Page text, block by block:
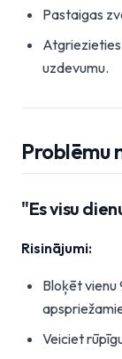
Pastaigas
uzdevumu.
Problēmu
"Es visu
Risinājumi:
Bloķēt vienu
Veiciet